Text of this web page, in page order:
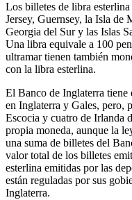
Los billetes de libra
Jersey, Guernsey, la Isla
Georgia del Sur y las Islas
Una libra equivale a 100
ultramar tienen también
con la libra esterlina.
El Banco de Inglaterra
en Inglaterra y Gales, pero,
Escocia y cuatro de Irlanda
propia moneda, aunque la
una suma de billetes del
valor total de los billetes
esterlina emitidas por las
están reguladas por sus
Inglaterra.